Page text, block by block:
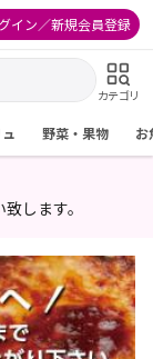
イン／新規会員登録
カテゴリ
野菜・果物 お
します。